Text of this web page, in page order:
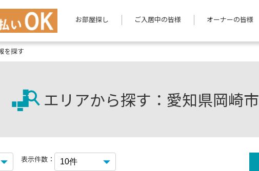
お部屋探し ご入居中の皆様 オーナーの皆様
を探す
エリアから探す：愛知県岡崎市
表示件数：